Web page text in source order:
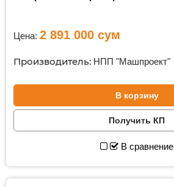
Цена: 2 891 000 сум
Производитель: НПП "Машпроект"
В корзину
Получить КП
В сравнение